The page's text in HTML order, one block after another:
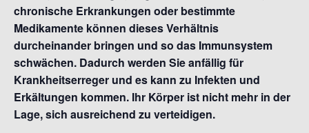
chronische Erkrankungen oder bestimmte
Medikamente können dieses Verhältnis
durcheinander bringen und so das Immunsystem
schwächen. Dadurch werden Sie anfällig für
Krankheitserreger und es kann zu Infekten und
Erkältungen kommen. Ihr Körper ist nicht mehr in der
Lage, sich ausreichend zu verteidigen.